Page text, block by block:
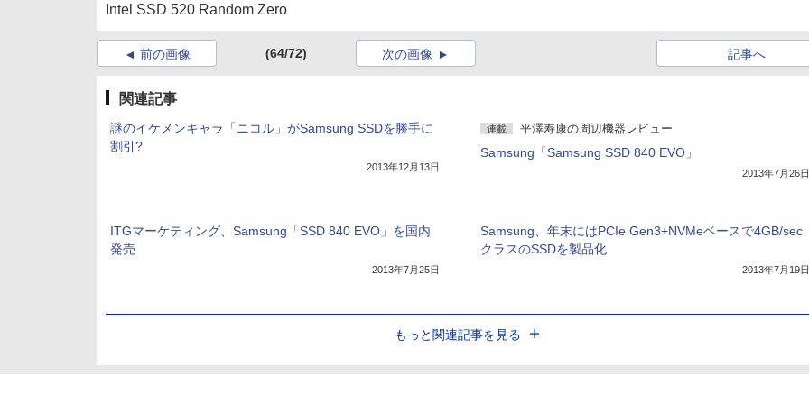
Intel SSD 520 Random Zero
前の画像 (64/72) 記事へ
次の画像
関連記事
謎のイケメンキャラ「ニコル」がSamsung SSDを勝手に
割引?
2013年12月13日
連載 平澤寿康の周辺機器レビュー
Samsung「Samsung SSD 840 EVO」
2013年7月26日
ITGマーケティング、Samsung「SSD 840 EVO」を国内
発売
2013年7月25日
Samsung、年末にはPCIe Gen3+NVMeベースで4GB/sec
クラスのSSDを製品化
2013年7月19日
もっと関連記事を見る